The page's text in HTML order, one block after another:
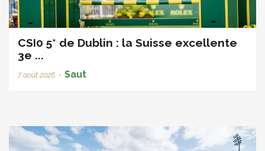
CSI0 5* de Dublin : la Suisse excellente
3e ...
7 août 2026 • Saut